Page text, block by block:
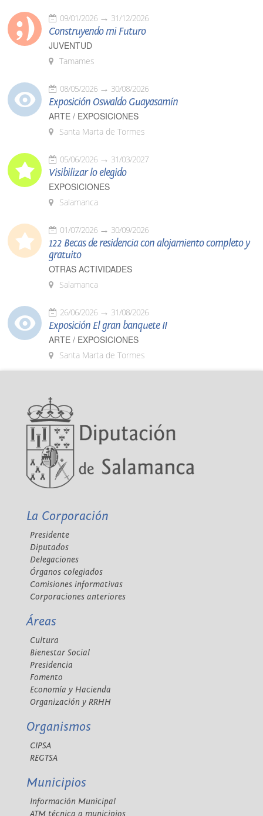
09/01/2026 31/12/2026
Construyendo mi Futuro
JUVENTUD
Tamames
08/05/2026 30/08/2026
Exposición Oswaldo Guayasamín
ARTE / EXPOSICIONES
Santa Marta de Tormes
05/06/2026 31/03/2027
Visibilizar lo elegido
EXPOSICIONES
Salamanca
01/07/2026 30/09/2026
122 Becas de residencia con alojamiento completo y
gratuito
OTRAS ACTIVIDADES
Salamanca
26/06/2026 31/08/2026
Exposición El gran banquete II
ARTE / EXPOSICIONES
Santa Marta de Tormes
La Corporación
Presidente
Diputados
Delegaciones
Órganos colegiados
Comisiones informativas
Corporaciones anteriores
Áreas
Cultura
Bienestar Social
Presidencia
Fomento
Economía y Hacienda
Organización y RRHH
Organismos
CIPSA
REGTSA
Municipios
Información Municipal
ATM técnica a municipios